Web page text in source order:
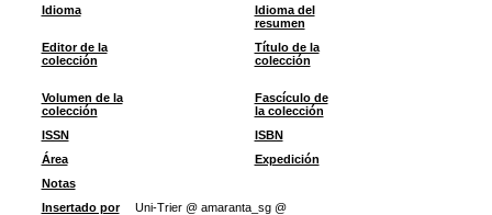
Idioma
Idioma del
resumen
Editor de la
colección
Título de la
colección
Volumen de la
colección
Fascículo de
la colección
ISSN
ISBN
Área
Expedición
Notas
Insertado por
Uni-Trier @ amaranta_sg @